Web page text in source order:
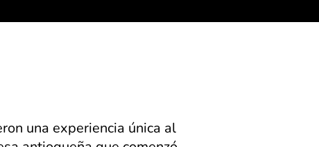
una experiencia única al